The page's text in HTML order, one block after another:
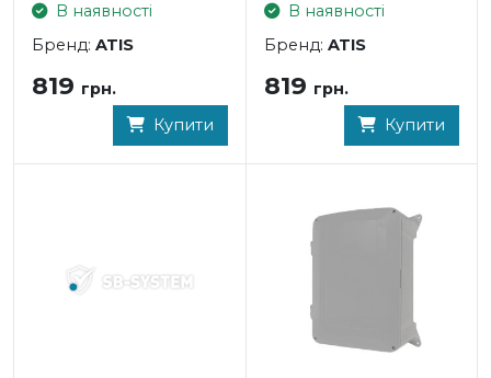
В наявності
Бренд: ATIS
819 грн.
Купити
В наявності
Бренд: ATIS
819 грн.
Купити